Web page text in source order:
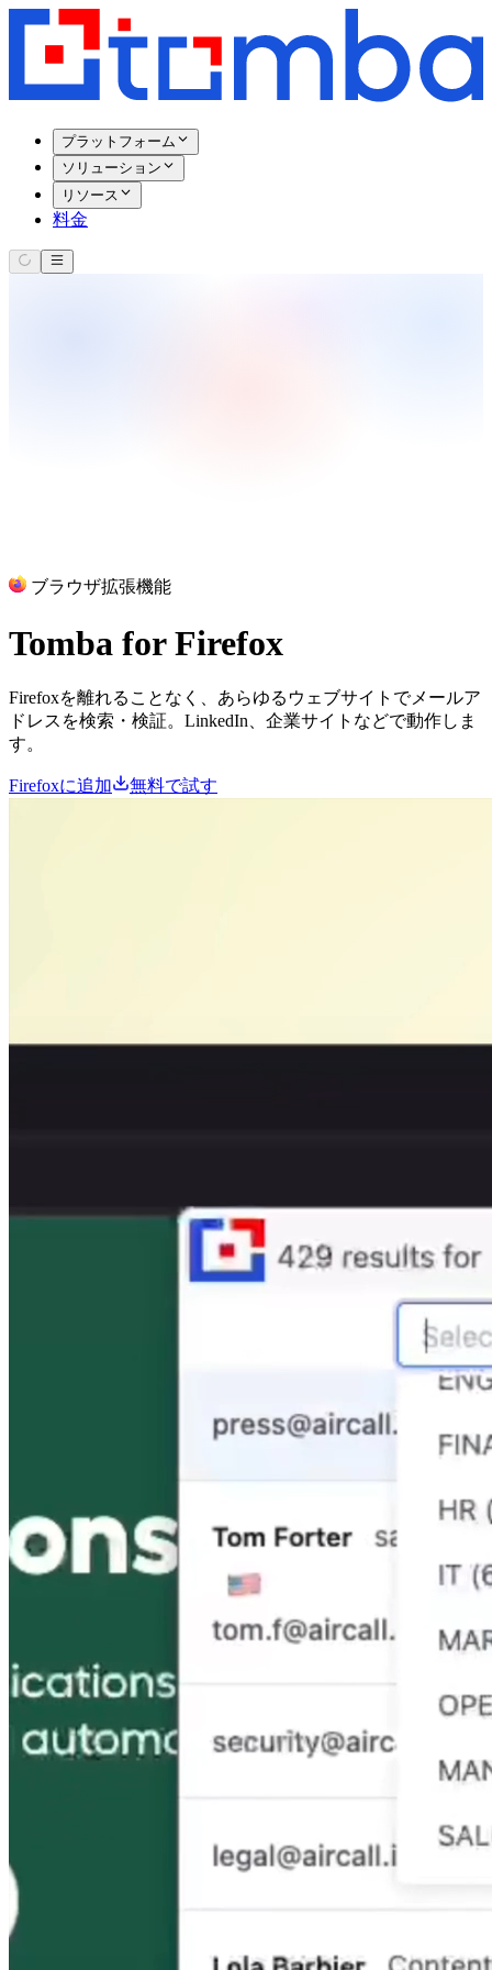
プラットフォーム
ソリューション
リソース
料金
ブラウザ拡張機能
Tomba forFirefox
Firefoxを離れることなく、あらゆるウェブサイトでメールア
ドレスを検索・検証。LinkedIn、企業サイトなどで動作しま
す。
Firefoxに追加 無料で試す